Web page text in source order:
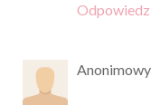
Odpowiedz
Anonimowy